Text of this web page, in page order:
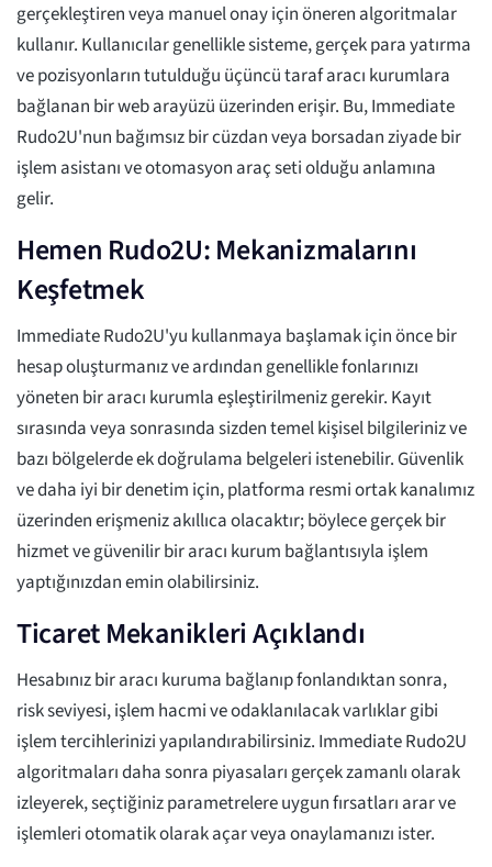
gerçekleştiren veya manuel onay için öneren algoritmalar
kullanır. Kullanıcılar genellikle sisteme, gerçek para yatırma
ve pozisyonların tutulduğu üçüncü taraf aracı kurumlara
bağlanan bir web arayüzü üzerinden erişir. Bu, Immediate
Rudo2U'nun bağımsız bir cüzdan veya borsadan ziyade bir
işlem asistanı ve otomasyon araç seti olduğu anlamına
gelir.
Hemen Rudo2U: Mekanizmalarını
Keşfetmek
Immediate Rudo2U'yu kullanmaya başlamak için önce bir
hesap oluşturmanız ve ardından genellikle fonlarınızı
yöneten bir aracı kurumla eşleştirilmeniz gerekir. Kayıt
sırasında veya sonrasında sizden temel kişisel bilgileriniz ve
bazı bölgelerde ek doğrulama belgeleri istenebilir. Güvenlik
ve daha iyi bir denetim için, platforma resmi ortak kanalımız
üzerinden erişmeniz akıllıca olacaktır; böylece gerçek bir
hizmet ve güvenilir bir aracı kurum bağlantısıyla işlem
yaptığınızdan emin olabilirsiniz.
Ticaret Mekanikleri Açıklandı
Hesabınız bir aracı kuruma bağlanıp fonlandıktan sonra,
risk seviyesi, işlem hacmi ve odaklanılacak varlıklar gibi
işlem tercihlerinizi yapılandırabilirsiniz. Immediate Rudo2U
algoritmaları daha sonra piyasaları gerçek zamanlı olarak
izleyerek, seçtiğiniz parametrelere uygun fırsatları arar ve
işlemleri otomatik olarak açar veya onaylamanızı ister.